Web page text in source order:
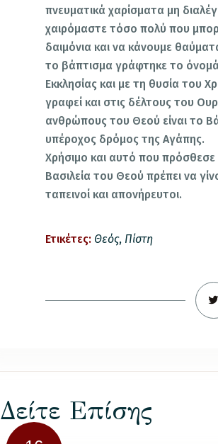
πνευματικά χαρίσματα μη
χαιρόμαστε τόσο πολύ που
δαιμόνια και να κάνουμε
το βάπτισμα γράφτηκε το
Εκκλησίας και με τη θυσία του
γραφεί και στις δέλτους του
ανθρώπους του Θεού είναι το
υπέροχος δρόμος της Αγάπης.
Χρήσιμο και αυτό που πρόσθεσε
Βασιλεία του Θεού πρέπει να
ταπεινοί και απονήρευτοι.
Ετικέτες: Θεός, Πίστη
Δείτε Επίσης